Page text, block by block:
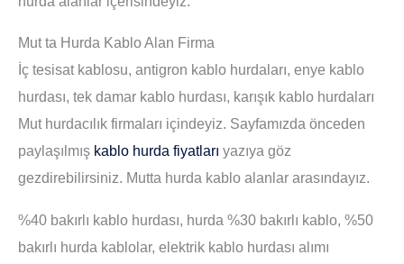
Mut ta Hurda Kablo Alan Firma
İç tesisat kablosu, antigron kablo hurdaları, enye kablo
hurdası, tek damar kablo hurdası, karışık kablo hurdaları
Mut hurdacılık firmaları içindeyiz. Sayfamızda önceden
paylaşılmış kablo hurda fiyatları yazıya göz
gezdirebilirsiniz. Mutta hurda kablo alanlar arasındayız.
%40 bakırlı kablo hurdası, hurda %30 bakırlı kablo, %50
bakırlı hurda kablolar, elektrik kablo hurdası alımı